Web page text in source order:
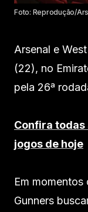
Foto: Reprodução/
Arsenal e
(22), no
pela 26ª
Confira
jogos de hoje
Em
Gunners